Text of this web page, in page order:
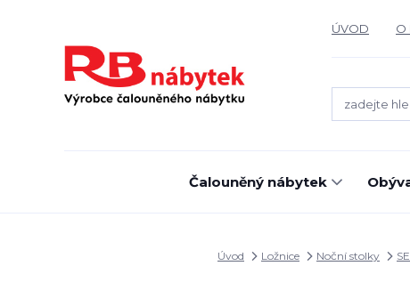
ÚVOD O
Čalouněný nábytek
Úvod Ložnice Noční stolky